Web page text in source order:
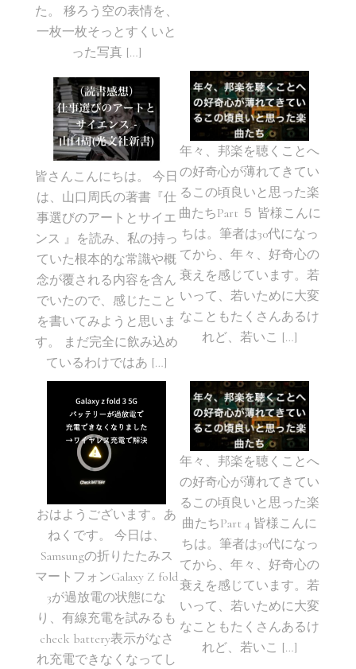
た。 移ろう空の表情を、
一枚一枚そっとすくいと
った写真 […]
皆さんこんにちは。 今日
は、山口周氏の著書『仕
事選びのアートとサイエ
ンス 』を読み、私の持っ
ていた根本的な常識や概
念が覆される内容を含ん
でいたので、感じたこと
を書いてみようと思いま
す。 まだ完全に飲み込め
ているわけではあ […]
年々、邦楽を聴くことへ
の好奇心が薄れてきてい
るこの頃良いと思った楽
曲たちPart ５ 皆様こんに
ちは。筆者は30代になっ
てから、年々、好奇心の
衰えを感じています。若
いって、若いために大変
なこともたくさんあるけ
れど、若いこ […]
おはようございます。あ
ねくです。 今日は、
Samsungの折りたたみス
マートフォンGalaxy Z fold
3が過放電の状態にな
り、有線充電を試みるも
check battery表示がなさ
れ充電できなくなってし
年々、邦楽を聴くことへ
の好奇心が薄れてきてい
るこの頃良いと思った楽
曲たちPart 4 皆様こんに
ちは。筆者は30代になっ
てから、年々、好奇心の
衰えを感じています。若
いって、若いために大変
なこともたくさんあるけ
れど、若いこ […]